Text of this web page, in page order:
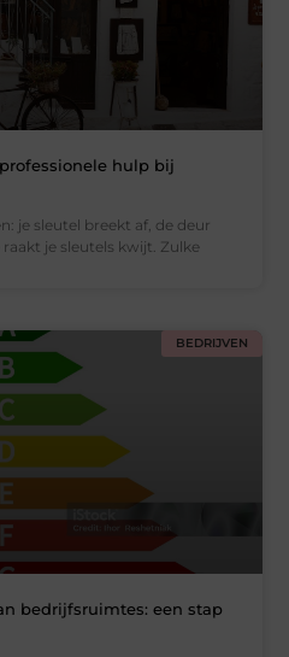
hulp bij
je sleutel breekt af, de deur
je sleutels kwijt. Zulke
BEDRIJVEN
bedrijfsruimtes: een stap